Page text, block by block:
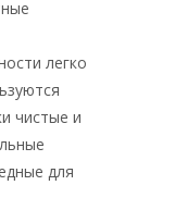
легко
чистые и
для